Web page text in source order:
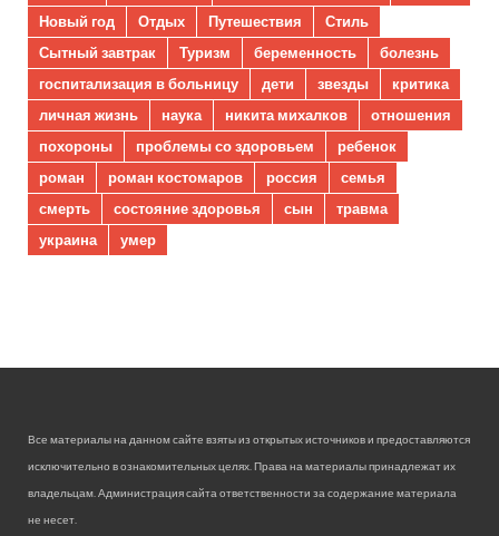
Новый год
Отдых Путешествия
Стиль
Сытный завтрак
Туризм беременность
болезнь
госпитализация в больницу
дети звезды
критика
личная жизнь
наука никита михалков
отношения
похороны
проблемы со здоровьем
ребенок
роман
роман костомаров россия
семья
смерть
состояние здоровья сын
травма
украина
умер
Все материалы на данном сайте взяты из открытых источников и предоставляются
исключительно в ознакомительных целях. Права на материалы принадлежат их
владельцам. Администрация сайта ответственности за содержание материала
не несет.